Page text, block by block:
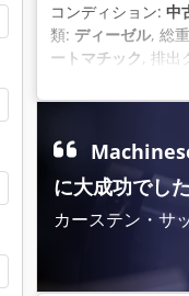
コンディション: 中
類: ディーゼル, 総
ートマチック, 排出
すフィルター, エア
に大成功でし
カーステン・サ